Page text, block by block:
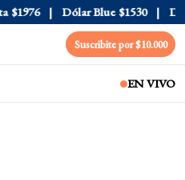
Dólar Blue $1530
Suscribite por $10.000
EN VIVO